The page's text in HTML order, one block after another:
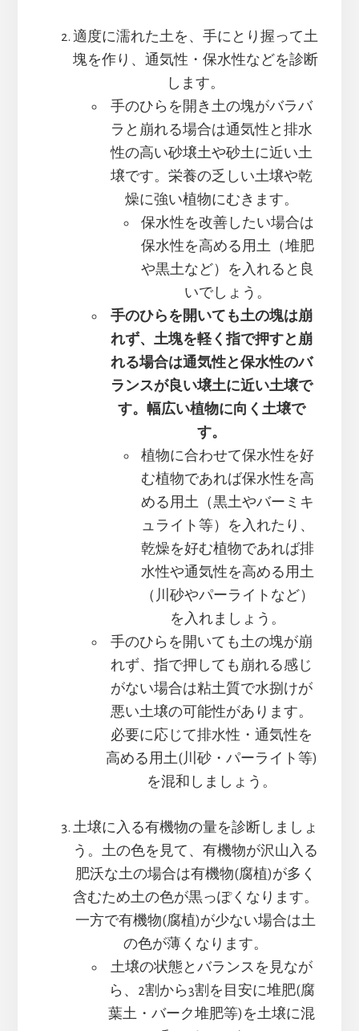
適度に濡れた土を、手にとり握って土
塊を作り、通気性・保水性などを診断
します。
手のひらを開き土の塊がバラバ
ラと崩れる場合は通気性と排水
性の高い砂壌土や砂土に近い土
壌です。栄養の乏しい土壌や乾
燥に強い植物にむきます。
保水性を改善したい場合は
保水性を高める用土（堆肥
や黒土など）を入れると良
いでしょう。
手のひらを開いても土の塊は崩
れず、土塊を軽く指で押すと崩
れる場合は通気性と保水性のバ
ランスが良い壌土に近い土壌で
す。幅広い植物に向く土壌で
す。
植物に合わせて保水性を好
む植物であれば保水性を高
める用土（黒土やバーミキ
ュライト等）を入れたり、
乾燥を好む植物であれば排
水性や通気性を高める用土
（川砂やパーライトなど）
を入れましょう。
手のひらを開いても土の塊が崩
れず、指で押しても崩れる感じ
がない場合は粘土質で水捌けが
悪い土壌の可能性があります。
必要に応じて排水性・通気性を
高める用土(川砂・パーライト等)
を混和しましょう。
土壌に入る有機物の量を診断しましょ
う。土の色を見て、有機物が沢山入る
肥沃な土の場合は有機物(腐植)が多く
含むため土の色が黒っぽくなります。
一方で有機物(腐植)が少ない場合は土
の色が薄くなります。
土壌の状態とバランスを見なが
ら、2割から3割を目安に堆肥(腐
葉土・バーク堆肥等)を土壌に混